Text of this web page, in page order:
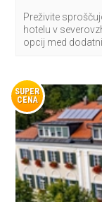
Preživite
hotelu v
opcij med
SUPER
CENA